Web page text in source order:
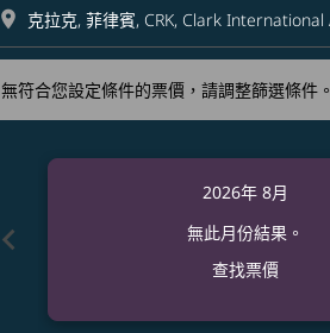
location_on
無符合您設定條件的票價，請調整篩選條件。
chevron_left
2026年 8月
無此月份結果。
查找票價